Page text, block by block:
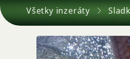
Všetky inzeráty